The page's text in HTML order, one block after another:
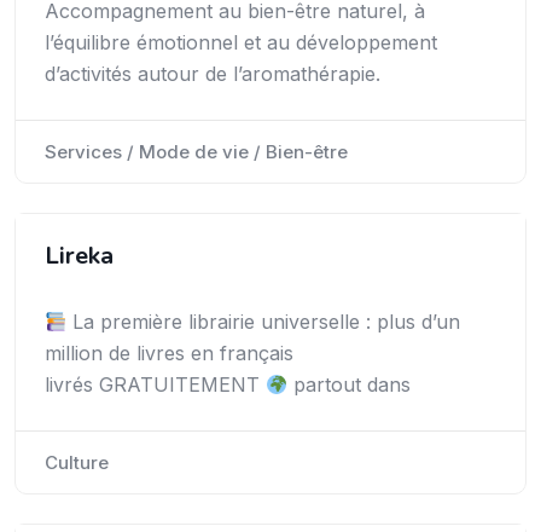
Accompagnement au bien-être naturel, à
l’équilibre émotionnel et au développement
d’activités autour de l’aromathérapie.
Services / Mode de vie / Bien-être
Lireka
La première librairie universelle : plus d’un
million de livres en français
livrés GRATUITEMENT
partout dans
Culture